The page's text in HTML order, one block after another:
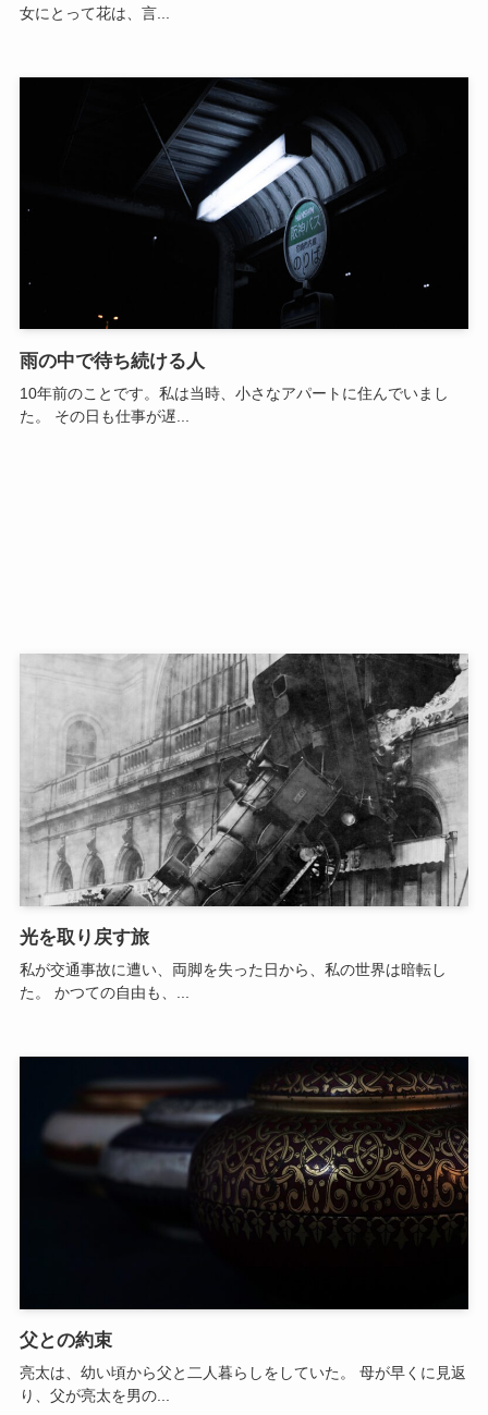
女にとって花は、言...
雨の中で待ち続ける人
10年前のことです。私は当時、小さなアパートに住んでいまし
た。 その日も仕事が遅...
光を取り戻す旅
私が交通事故に遭い、両脚を失った日から、私の世界は暗転し
た。 かつての自由も、...
父との約束
亮太は、幼い頃から父と二人暮らしをしていた。 母が早くに見返
り、父が亮太を男の...